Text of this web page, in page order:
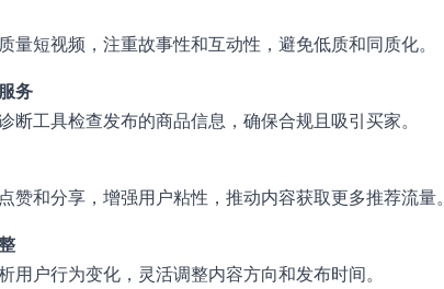
量短视频，注重故事性和互动性，避免低质和同质化。
务
断工具检查发布的商品信息，确保合规且吸引买家。
赞和分享，增强用户粘性，推动内容获取更多推荐流量。
用户行为变化，灵活调整内容方向和发布时间。